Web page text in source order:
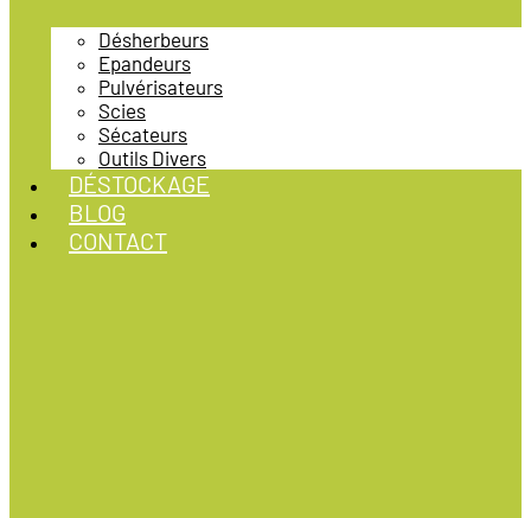
Désherbeurs
Epandeurs
Pulvérisateurs
Scies
Sécateurs
Outils Divers
DÉSTOCKAGE
BLOG
CONTACT